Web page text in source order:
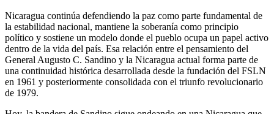
Nicaragua continúa defendiendo la paz como parte fundamental de
la estabilidad nacional, mantiene la soberanía como principio
político y sostiene un modelo donde el pueblo ocupa un papel activo
dentro de la vida del país. Esa relación entre el pensamiento del
General Augusto C. Sandino y la Nicaragua actual forma parte de
una continuidad histórica desarrollada desde la fundación del FSLN
en 1961 y posteriormente consolidada con el triunfo revolucionario
de 1979.